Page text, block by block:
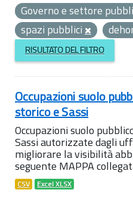
Governo e settore
spazi pubblici
RISULTATO DEL FILTRO
Occupazioni suolo
storico e Sassi
Occupazioni suolo
Sassi autorizzate dagli
migliorare la visibilità
seguente MAPPA
CSV Excel XLSX